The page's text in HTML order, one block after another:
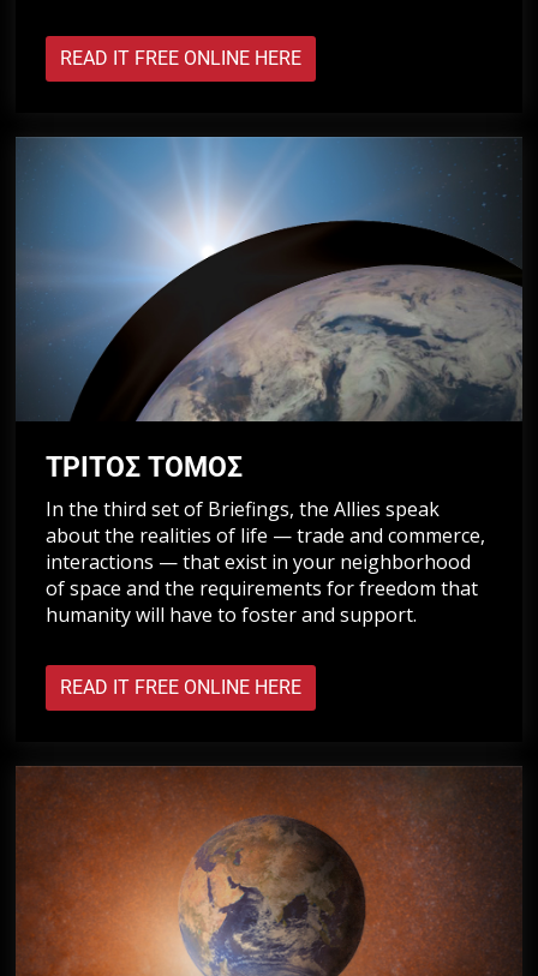
READ IT FREE ONLINE HERE
ΤΡΙΤΟΣ ΤΟΜΟΣ
In the third set of Briefings, the Allies speak
about the realities of life — trade and commerce,
interactions — that exist in your neighborhood
of space and the requirements for freedom that
humanity will have to foster and support.
READ IT FREE ONLINE HERE